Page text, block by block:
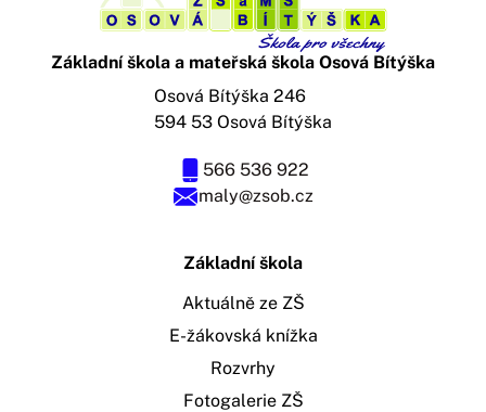
Základní škola a mateřská škola Osová Bítýška
maly@zsob.cz
566 536 922
Osová Bítýška 246
594 53 Osová Bítýška
Základní škola
Aktuálně ze ZŠ
E-žákovská knížka
Rozvrhy
Fotogalerie ZŠ